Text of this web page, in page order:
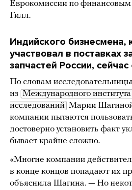
Еврокомиссии по
Гилл.
Индийского бизнесмена,
участвовал в поставках
запчастей России,
По словам исследовательницы
из Международного института
исследований Марии
компании пытаются
достоверно установить факт
бывает крайне сложно.
«Многие компании
в конце концов попадают их
объяснила Шагина. — Но